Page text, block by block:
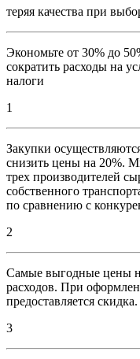
теряя качества при
Экономьте от 30% до
сократить расходы на
налоги
1
Закупки
снизить цены на 20%.
трех производителей
собственного
по сравнению с
2
Самые выгодные цены
расходов. При
предоставляется скидка.
3